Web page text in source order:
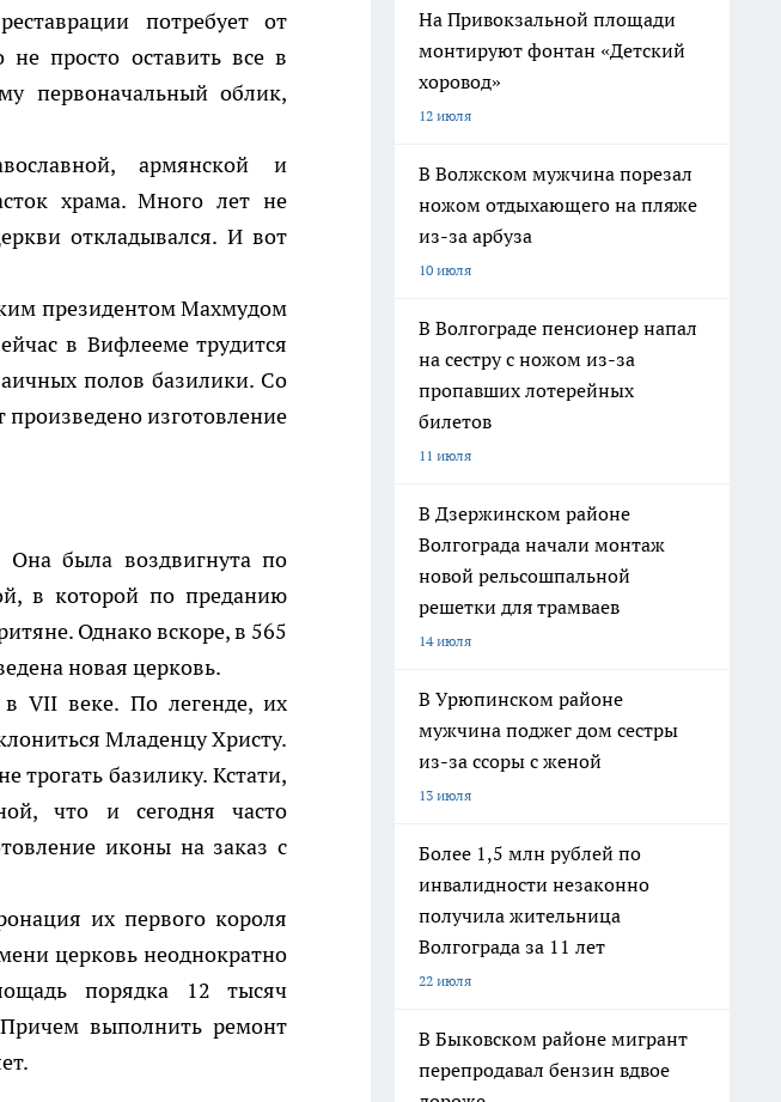
потребует от
просто оставить все в
первоначальный облик,
армянской и
храма. Много лет не
откладывался. И вот
президентом Махмудом
в Вифлееме трудится
полов базилики. Со
изготовление
Она была воздвигнута по
в которой по преданию
Однако вскоре, в 565
новая церковь.
VII веке. По легенде, их
Младенцу Христу.
трогать базилику. Кстати,
что и сегодня часто
иконы на заказ с
их первого короля
церковь неоднократно
порядка 12 тысяч
выполнить ремонт
На Привокзальной площади
монтируют фонтан «Детский
хоровод»
12 июля
В Волжском мужчина порезал
ножом отдыхающего на пляже
из-за арбуза
10 июля
В Волгограде пенсионер напал
на сестру с ножом из-за
пропавших лотерейных
билетов
11 июля
В Дзержинском районе
Волгограда начали монтаж
новой рельсошпальной
решетки для трамваев
14 июля
В Урюпинском районе
мужчина поджег дом сестры
из-за ссоры с женой
13 июля
Более 1,5 млн рублей по
инвалидности незаконно
получила жительница
Волгограда за 11 лет
22 июля
В Быковском районе мигрант
перепродавал бензин вдвое